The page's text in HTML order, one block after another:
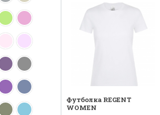
Футболка REGENT
WOMEN